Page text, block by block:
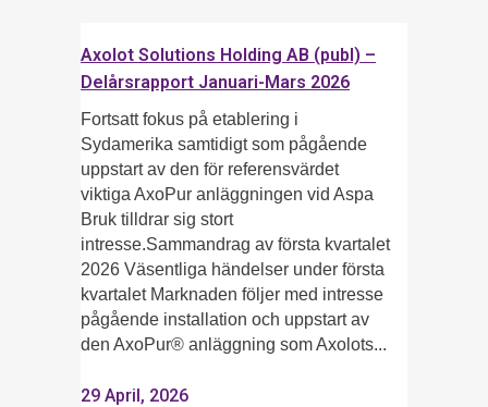
Axolot Solutions Holding AB (publ) –
Delårsrapport Januari-Mars 2026
Fortsatt fokus på etablering i
Sydamerika samtidigt som pågående
uppstart av den för referensvärdet
viktiga AxoPur anläggningen vid Aspa
Bruk tilldrar sig stort
intresse.Sammandrag av första kvartalet
2026 Väsentliga händelser under första
kvartalet Marknaden följer med intresse
pågående installation och uppstart av
den AxoPur® anläggning som Axolots...
29 April, 2026